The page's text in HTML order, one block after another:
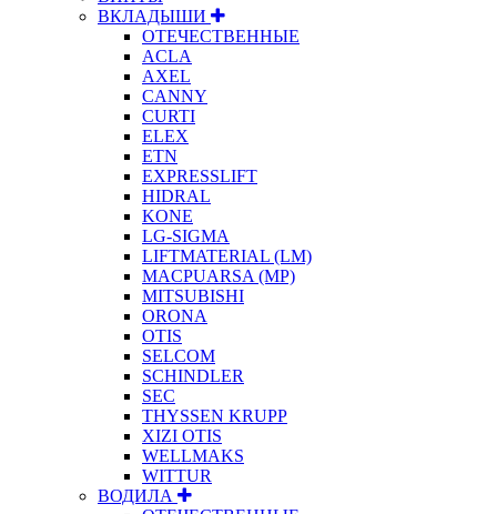
ВКЛАДЫШИ
ОТЕЧЕСТВЕННЫЕ
ACLA
AXEL
CANNY
CURTI
ELEX
ETN
EXPRESSLIFT
HIDRAL
KONE
LG-SIGMA
LIFTMATERIAL (LM)
MACPUARSA (MP)
MITSUBISHI
ORONA
OTIS
SELCOM
SCHINDLER
SEC
THYSSEN KRUPP
XIZI OTIS
WELLMAKS
WITTUR
ВОДИЛА